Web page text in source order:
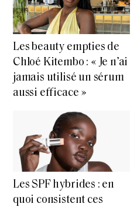
Les beauty empties de
Chloé Kitembo : « Je n’ai
jamais utilisé un sérum
aussi efficace »
Les SPF hybrides : en
quoi consistent ces